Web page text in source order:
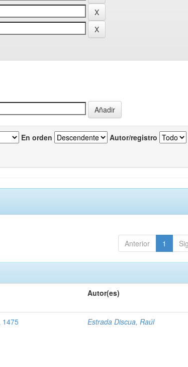
En orden Autor/registro
Anterior 1
Autor(es)
1475 Estrada Discua, Raúl